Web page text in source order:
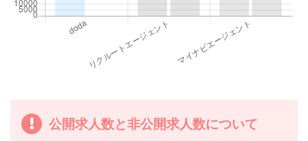
公開求人数と非公開求人数について